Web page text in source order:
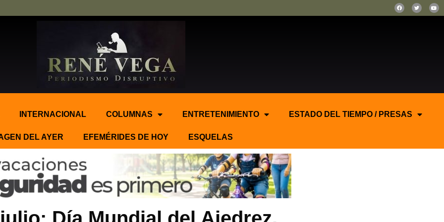
INTERNACIONAL COLUMNAS ENTRETENIMIENTO ESTADO DEL TIEMPO / PRESAS
DEL AYER EFEMÉRIDES DE HOY ESQUELAS